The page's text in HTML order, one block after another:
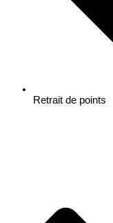
Retrait de points